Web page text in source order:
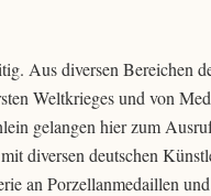
Aus diversen Bereichen
Weltkrieges und von
gelangen hier zum
diversen deutschen
an Porzellanmedaillen